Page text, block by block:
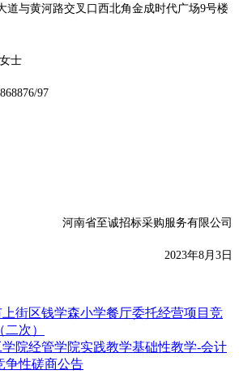
道与黄河路交叉口西北角金成时代广场9号楼
士
97
河南省至诚招标采购服务有限公司
2023年8月 3 日
上街区钱学森小学餐厅委托经营项目竞
次）
学院经管学院实践教学基础性教学-会计
争性磋商公告